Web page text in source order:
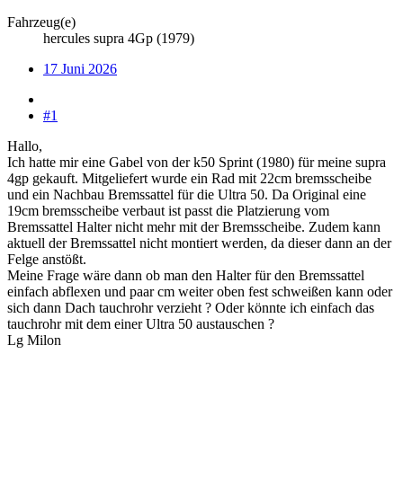
Fahrzeug(e)
hercules supra 4Gp (1979)
17 Juni 2026
#1
Hallo,
Ich hatte mir eine Gabel von der k50 Sprint (1980) für meine supra
4gp gekauft. Mitgeliefert wurde ein Rad mit 22cm bremsscheibe
und ein Nachbau Bremssattel für die Ultra 50. Da Original eine
19cm bremsscheibe verbaut ist passt die Platzierung vom
Bremssattel Halter nicht mehr mit der Bremsscheibe. Zudem kann
aktuell der Bremssattel nicht montiert werden, da dieser dann an der
Felge anstößt.
Meine Frage wäre dann ob man den Halter für den Bremssattel
einfach abflexen und paar cm weiter oben fest schweißen kann oder
sich dann Dach tauchrohr verzieht ? Oder könnte ich einfach das
tauchrohr mit dem einer Ultra 50 austauschen ?
Lg Milon